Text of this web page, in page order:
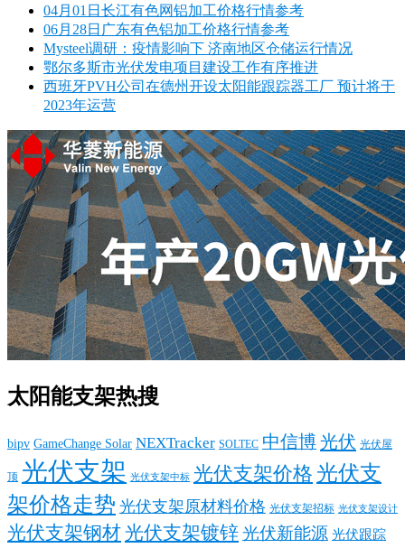
04月01日长江有色网铝加工价格行情参考
06月28日广东有色铝加工价格行情参考
Mysteel调研：疫情影响下 济南地区仓储运行情况
鄂尔多斯市光伏发电项目建设工作有序推进
西班牙PVH公司在德州开设太阳能跟踪器工厂 预计将于
2023年运营
太阳能支架热搜
bipv GameChange Solar NEXTracker SOLTEC 中信博光伏 光伏屋
顶 光伏支架 光伏支架中标 光伏支架价格 光伏支
架价格走势 光伏支架原材料价格 光伏支架招标 光伏支架设计
光伏支架钢材光伏支架镀锌光伏新能源 光伏跟踪